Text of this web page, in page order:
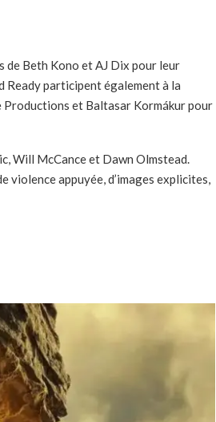
de Beth Kono et AJ Dix pour leur
Ready participent également à la
et Baltasar Kormákur pour
Will McCance et Dawn Olmstead.
violence appuyée, d’images explicites,